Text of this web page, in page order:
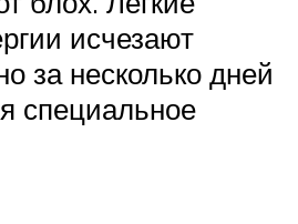
исчезают
за несколько дней
специальное